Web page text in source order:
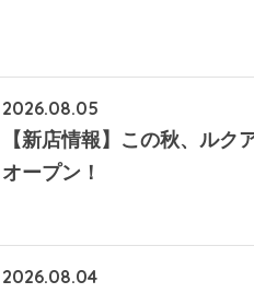
2026.08.05
【新店情報】この秋、ルク
オープン！
2026.08.04